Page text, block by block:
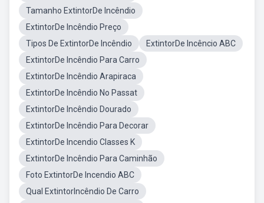
Tamanho ExtintorDe Incêndio
ExtintorDe Incêndio Preço
Tipos De ExtintorDe Incêndio
ExtintorDe Incêncio ABC
ExtintorDe Incêndio Para Carro
ExtintorDe Incêndio Arapiraca
ExtintorDe Incêndio No Passat
ExtintorDe Incêndio Dourado
ExtintorDe Incêndio Para Decorar
ExtintorDe Incendio Classes K
ExtintorDe Incêndio Para Caminhão
Foto ExtintorDe Incendio ABC
Qual ExtintorIncêndio De Carro